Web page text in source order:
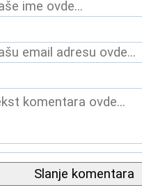
Slanje komentara